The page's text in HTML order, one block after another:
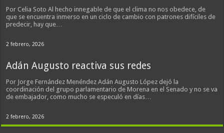
Por Celia Soto Al hecho innegable de que el clima no nos obedece, de
que se encuentra inmerso en un ciclo de cambio con patrones difíciles de
predecir, hay que…
2 febrero, 2026
Adán Augusto reactiva sus redes
Por Jorge Fernández Menéndez Adán Augusto López dejó la
coordinación del grupo parlamentario de Morena en el Senado y no se va
de embajador, como mucho se especuló en días…
2 febrero, 2026